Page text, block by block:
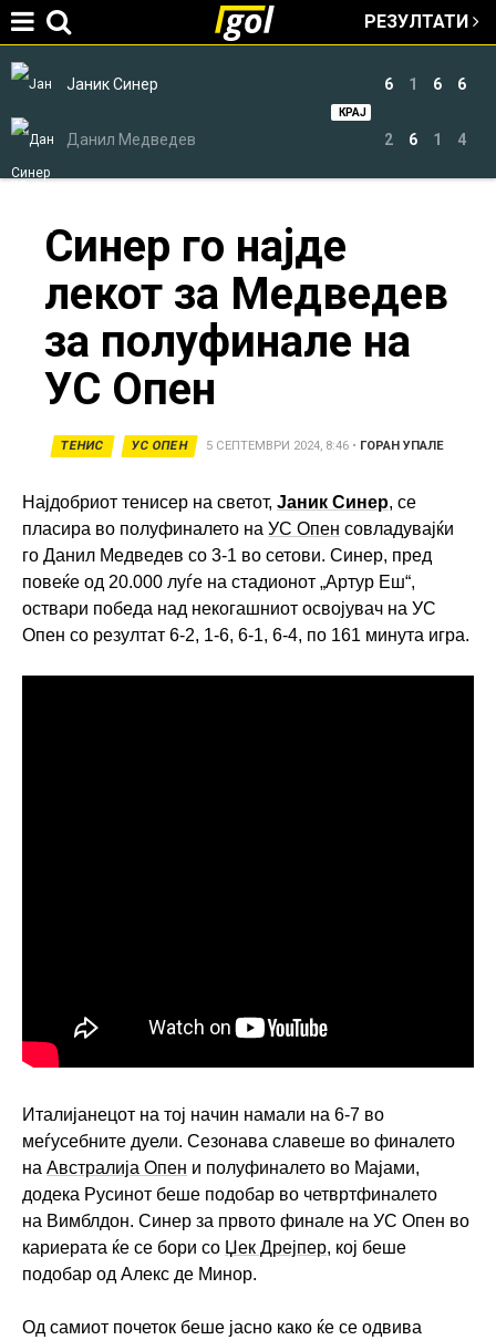
РЕЗУЛТАТИ
Јаник Синер
Данил Медведев
6
4
6
1
1
6
6
2
КРАЈ
here
Синер го најде
лекот за Медведев
за полуфинале на
УС Опен
ТЕНИС УС ОПЕН 5 СЕПТЕМВРИ 2024, 8:46• ГОРАН УПАЛЕ
Најдобриот тенисер на светот, Јаник Синер, се
пласира во полуфиналето на УС Опен совладувајќи
го Данил Медведев со 3-1 во сетови. Синер, пред
повеќе од 20.000 луѓе на стадионот „Артур Еш“,
оствари победа над некогашниот освојувач на УС
Опен со резултат 6-2, 1-6, 6-1, 6-4, по 161 минута игра.
Италијанецот на тој начин намали на 6-7 во
меѓусебните дуели. Сезонава славеше во финалето
на Австралија Опен и полуфиналето во Мајами,
додека Русинот беше подобар во четвртфиналето
на Вимблдон. Синер за првото финале на УС Опен во
кариерата ќе се бори со Џек Дрејпер, кој беше
подобар од Алекс де Минор.
Од самиот почеток беше јасно како ќе се одвива